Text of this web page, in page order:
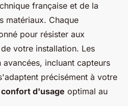
française et de la
matériaux. Chaque
pour résister aux
votre installation. Les
incluant capteurs
précisément à votre
confort d'usage optimal au